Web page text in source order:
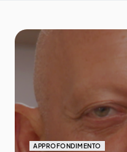
APPROFONDIMENTO